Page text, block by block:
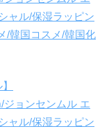
ジョンセンムル エ
ャル/保湿ラッピン